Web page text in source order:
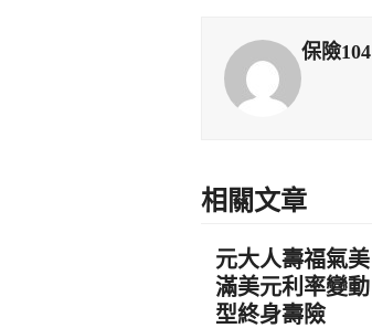
保險104
相關文章
元大人壽福氣美
滿美元利率變動
型終身壽險